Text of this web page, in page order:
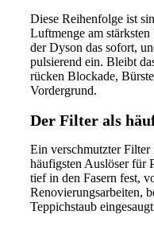
Diese Reihenfolge ist
Luftmenge am
der Dyson das sofort,
pulsierend ein. Bleibt
rücken Blockade,
Vordergrund.
Der Filter als
Ein verschmutzter Filter
häufigsten Auslöser für
tief in den Fasern fest,
Renovierungsarbeiten,
Teppichstaub